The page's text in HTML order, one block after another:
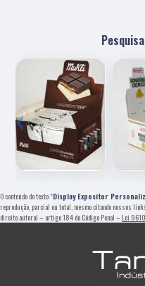
‹
O conteúdo do texto "Display Expositor
reprodução, parcial ou total, mesmo citando nossos
direito autoral – artigo 184 do Código Penal – Lei